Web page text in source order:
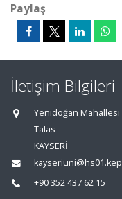
Paylaş
İletişim Bilgileri
Yenidoğan Mahallesi
Talas
KAYSERİ
+90 352 437 62 15